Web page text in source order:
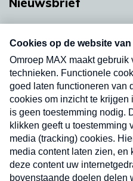
nieuwsbrief. Elke
uw mailbox.